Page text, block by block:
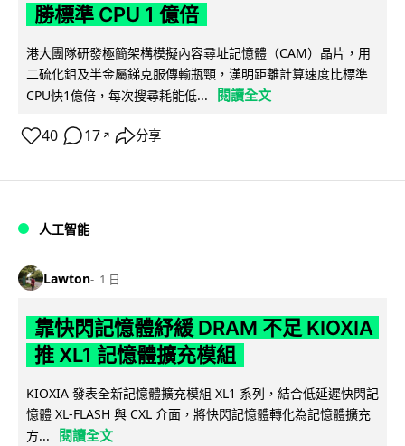
勝標準 CPU 1 億倍
港大團隊研發極簡架構模擬內容尋址記憶體（CAM）晶片，用
二硫化鉬及半金屬銻克服傳輸瓶頸，漢明距離計算速度比標準
CPU快1億倍，每次搜尋耗能低...
閱讀全文
40 17 ↗ 分享
人工智能
Lawton 1 日
靠快閃記憶體紓緩 DRAM 不足 KIOXIA
推 XL1 記憶體擴充模組
KIOXIA 發表全新記憶體擴充模組 XL1 系列，結合低延遲快閃記
憶體 XL-FLASH 與 CXL 介面，將快閃記憶體轉化為記憶體擴充
方...
閱讀全文